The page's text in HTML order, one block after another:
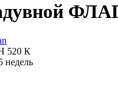
520 К
недель